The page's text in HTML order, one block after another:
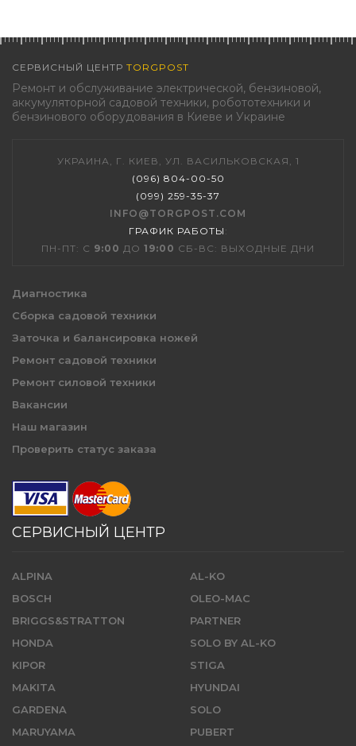
СЕРВИСНЫЙ ЦЕНТР TORGPOST
Ремонт и обслуживание электрической, бензиновой,
аккумуляторной садовой техники, робототехники и
бензинового оборудования в Киеве и Украине
УКРАИНА, Г. КИЕВ, УЛ. ВАСИЛЬКОВСКАЯ, 1
(096) 804-00-50
(099) 259-35-37
INFO@TORGPOST.COM
ГРАФИК РАБОТЫ :
ПН-ПТ: С 9:00 ДО 19:00 СБ-ВС: ВЫХОДНЫЕ ДНИ
Диагностика
Сборка садовой техники
Заточка и балансировка ножей
Ремонт садовой техники
Ремонт силовой техники
Вакансии
Наш магазин
Проверить статус заказа
СЕРВИСНЫЙ ЦЕНТР
ALPINA
BOSCH
BRIGGS&STRATTON
HONDA
KIPOR
MAKITA
GARDENA
MARUYAMA
AL-KO
OLEO-MAC
PARTNER
SOLO BY AL-KO
STIGA
HYUNDAI
SOLO
PUBERT